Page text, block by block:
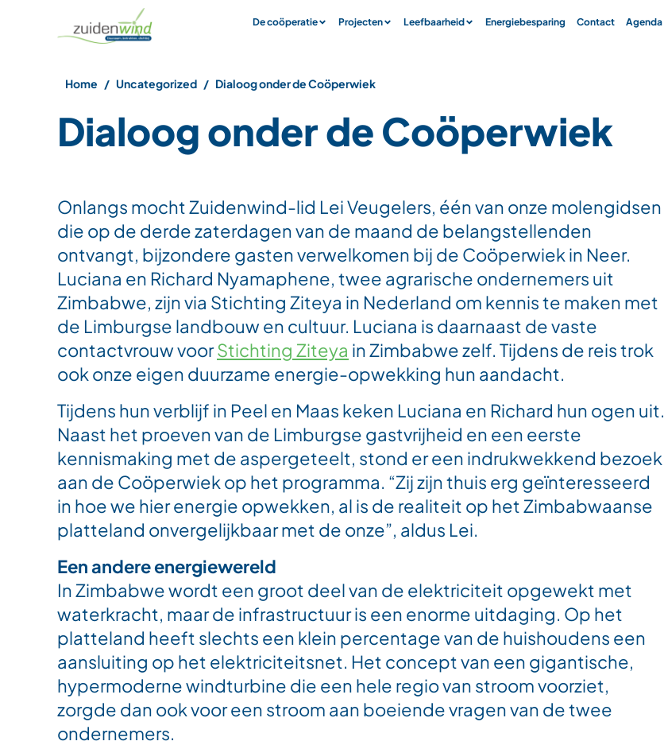
De coöperatie Projecten Leefbaarheid Energiebesparing Contact Agenda
Home Uncategorized Dialoog onder de Coöperwiek
Dialoog onder de Coöperwiek
Onlangs mocht Zuidenwind-lid Lei Veugelers, één van onze molengidsen
die op de derde zaterdagen van de maand de belangstellenden
ontvangt, bijzondere gasten verwelkomen bij de Coöperwiek in Neer.
Luciana en Richard Nyamaphene, twee agrarische ondernemers uit
Zimbabwe, zijn via Stichting Ziteya in Nederland om kennis te maken met
de Limburgse landbouw en cultuur. Luciana is daarnaast de vaste
contactvrouw voorStichting Ziteya in Zimbabwe zelf. Tijdens de reis trok
ook onze eigen duurzame energie-opwekking hun aandacht.
Tijdens hun verblijf in Peel en Maas keken Luciana en Richard hun ogen uit.
Naast het proeven van de Limburgse gastvrijheid en een eerste
kennismaking met de aspergeteelt, stond er een indrukwekkend bezoek
aan de Coöperwiek op het programma. “Zij zijn thuis erg geïnteresseerd
in hoe we hier energie opwekken, al is de realiteit op het Zimbabwaanse
platteland onvergelijkbaar met de onze”, aldus Lei.
Een andere energiewereld
In Zimbabwe wordt een groot deel van de elektriciteit opgewekt met
waterkracht, maar de infrastructuur is een enorme uitdaging. Op het
platteland heeft slechts een klein percentage van de huishoudens een
aansluiting op het elektriciteitsnet. Het concept van een gigantische,
hypermoderne windturbine die een hele regio van stroom voorziet,
zorgde dan ook voor een stroom aan boeiende vragen van de twee
ondernemers.